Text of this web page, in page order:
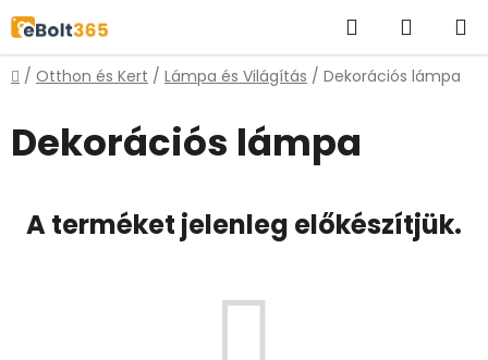
Ugrás
fő
tartalomhoz
KeresésKOSÁR
Kezdőlap
/ Otthon és Kert / Lámpa és Világítás / Dekorációs lámpa
Dekorációs lámpa
A terméket jelenleg előkészítjük.